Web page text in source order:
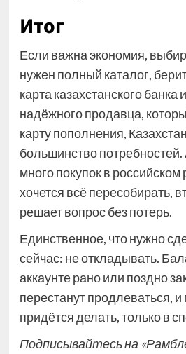
Итог
Если важна экономия,
нужен полный каталог,
карта казахстанского
надёжного продавца,
карту пополнения,
большинство
много покупок в российском
хочется всё пересобирать,
решает вопрос без потерь.
Единственное, что нужно
сейчас: не откладывать.
аккаунте рано или поздно
перестанут продлеваться,
придётся делать, только в
Подписывайтесь на